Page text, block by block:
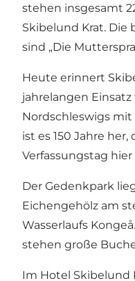
stehen insgesamt
Skibelund Krat.
sind „Die
Heute erinnert
jahrelangen
Nordschleswigs mit
ist es 150 Jahre
Verfassungstag
Der Gedenkpark
Eichengehölz am
Wasserlaufs
stehen große
Im Hotel Skibelund